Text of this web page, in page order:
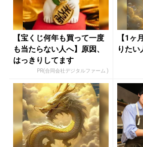
【宝くじ何年も買って一度
も当たらない人へ】原因、
はっきりしてます
PR(合同会社デジタルファーム )
【1ヶ
りたい